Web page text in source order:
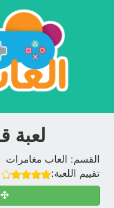
لعبة
القسم:
العاب مغامرات
تقييم اللعبة: